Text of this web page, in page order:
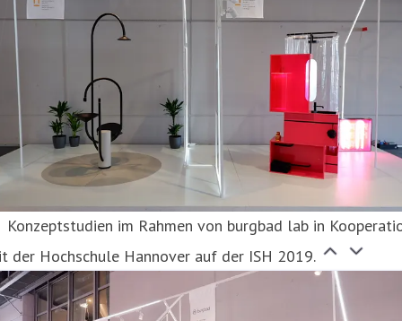
Konzeptstudien im Rahmen von burgbad lab in
der Hochschule Hannover auf der ISH 2019.